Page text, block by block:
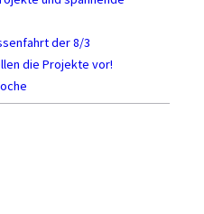
der 8/3
die Projekte vor!